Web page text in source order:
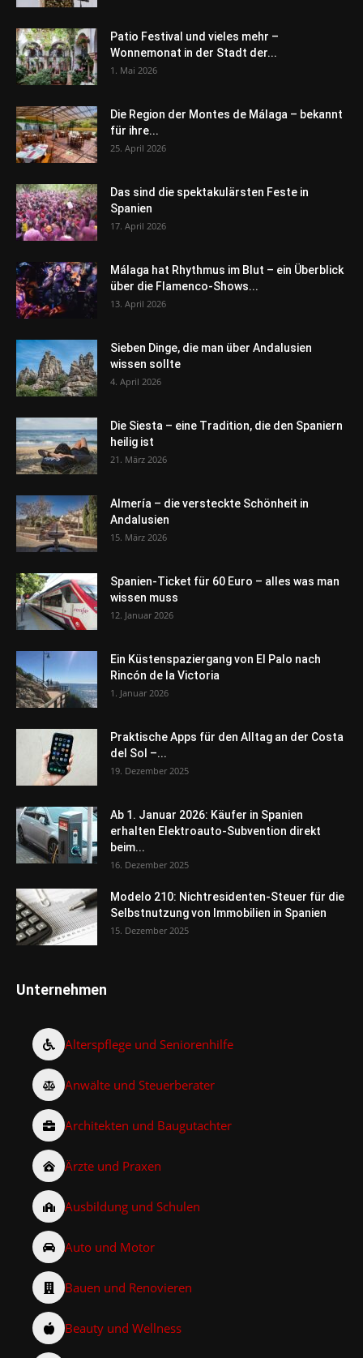
Patio Festival und vieles mehr –
Wonnemonat in der Stadt der...
1. Mai 2026
Die Region der Montes de Málaga – bekannt
für ihre...
25. April 2026
Das sind die spektakulärsten Feste in
Spanien
17. April 2026
Málaga hat Rhythmus im Blut – ein Überblick
über die Flamenco-Shows...
13. April 2026
Sieben Dinge, die man über Andalusien
wissen sollte
4. April 2026
Die Siesta – eine Tradition, die den Spaniern
heilig ist
21. März 2026
Almería – die versteckte Schönheit in
Andalusien
15. März 2026
Spanien-Ticket für 60 Euro – alles was man
wissen muss
12. Januar 2026
Ein Küstenspaziergang von El Palo nach
Rincón de la Victoria
1. Januar 2026
Praktische Apps für den Alltag an der Costa
del Sol –...
19. Dezember 2025
Ab 1. Januar 2026: Käufer in Spanien
erhalten Elektroauto-Subvention direkt
beim...
16. Dezember 2025
Modelo 210: Nichtresidenten-Steuer für die
Selbstnutzung von Immobilien in Spanien
15. Dezember 2025
Unternehmen
Alterspflege und Seniorenhilfe
Anwälte und Steuerberater
Architekten und Baugutachter
Ärzte und Praxen
Ausbildung und Schulen
Auto und Motor
Bauen und Renovieren
Beauty und Wellness